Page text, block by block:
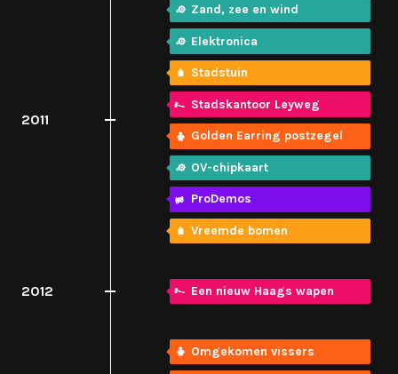
2011
Zand, zee en wind
Elektronica
Stadstuin
Stadskantoor Leyweg
Golden Earring postzegel
OV-chipkaart
ProDemos
Vreemde bomen
2012 Een nieuw Haags wapen
Omgekomen vissers